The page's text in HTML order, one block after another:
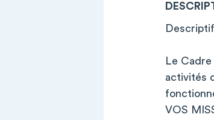
Le
activités
VOS